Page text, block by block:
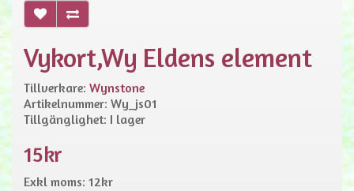
Vykort,Wy Eldens element
Tillverkare: Wynstone
Artikelnummer: Wy_js01
Tillgänglighet: I lager
15kr
Exkl moms: 12kr